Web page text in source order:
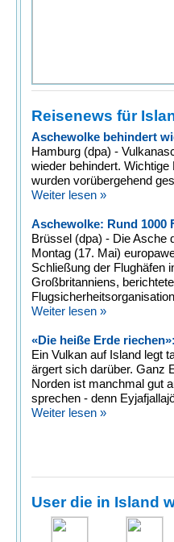
Reisenews für
Aschewolke behindert
Hamburg (dpa) -
wieder behindert.
wurden vorübergehend
Weiter lesen »
Aschewolke: Rund 1000
Brüssel (dpa) - Die Asche
Montag (17. Mai)
Schließung der Flughäfen
Großbritanniens,
Weiter lesen »
«Die heiße Erde
Ein Vulkan auf Island legt
ärgert sich darüber. Ganz
Norden ist manchmal gut
sprechen - denn
Weiter lesen »
User die in Island